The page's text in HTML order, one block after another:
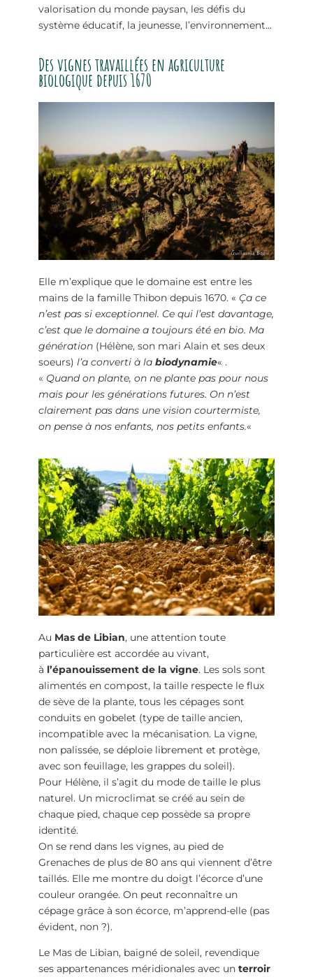
valorisation du monde paysan, les défis du
système éducatif, la jeunesse, l’environnement…
Des vignes travaillées en agriculture
biologique depuis 1670
Elle m’explique que le domaine est entre les
mains de la famille Thibon depuis 1670. « Ça ce
n’est pas si exceptionnel. Ce qui l’est davantage,
c’est que le domaine a toujours été en bio. Ma
génération (Hélène, son mari Alain et ses deux
soeurs) l’a converti à la biodynamie« .
« Quand on plante, on ne plante pas pour nous
mais pour les générations futures. On n’est
clairement pas dans une vision courtermiste,
on pense à nos enfants, nos petits enfants.«
Au Mas de Libian, une attention toute
particulière est accordée au vivant,
à l’épanouissement de la vigne. Les sols sont
alimentés en compost, la taille respecte le flux
de sève de la plante, tous les cépages sont
conduits en gobelet (type de taille ancien,
incompatible avec la mécanisation. La vigne,
non palissée, se déploie librement et protège,
avec son feuillage, les grappes du soleil).
Pour Hélène, il s’agit du mode de taille le plus
naturel. Un microclimat se créé au sein de
chaque pied, chaque cep possède sa propre
identité.
On se rend dans les vignes, au pied de
Grenaches de plus de 80 ans qui viennent d’être
taillés. Elle me montre du doigt l’écorce d’une
couleur orangée. On peut reconnaître un
cépage grâce à son écorce, m’apprend-elle (pas
évident, non ?).
Le Mas de Libian, baigné de soleil, revendique
ses appartenances méridionales avec un terroir